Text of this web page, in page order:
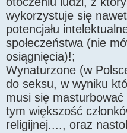
wykorzystuje się
potencjału
społeczeństwa (nie
osiągnięcia)!;
Wynaturzone (w
do seksu, w wyniku
musi się
tym większość
religijnej...., oraz